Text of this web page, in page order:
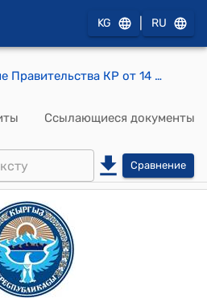
KG RU
Распоряжение Правительства КР от 14 мая 2014 года № 158-р (Об образовании официальной делегации Правительства Кыргызской Республики)
Ссылающиеся документы
Сравнение